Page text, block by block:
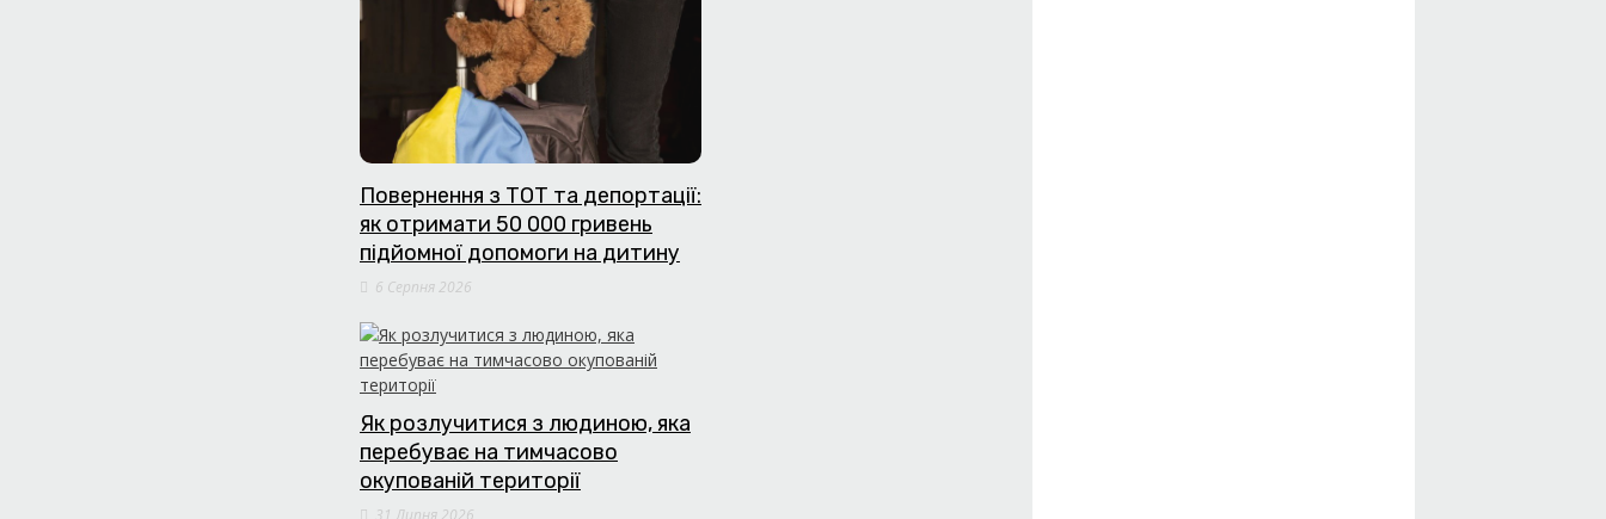
Повернення з ТОТ та депортації:
як отримати 50 000 гривень
підйомної допомоги на дитину
6 Серпня 2026
Як розлучитися з людиною, яка
перебуває на тимчасово
окупованій території